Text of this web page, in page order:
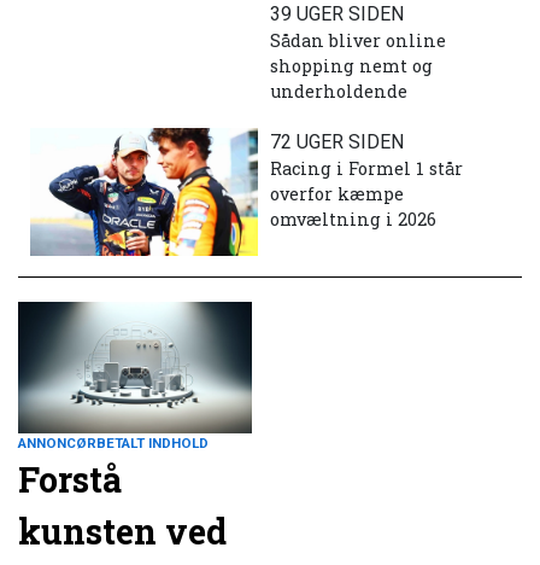
39 UGER SIDEN
Sådan bliver online
shopping nemt og
underholdende
72 UGER SIDEN
Racing i Formel 1 står
overfor kæmpe
omvæltning i 2026
ANNONCØRBETALT INDHOLD
Forstå
kunsten ved